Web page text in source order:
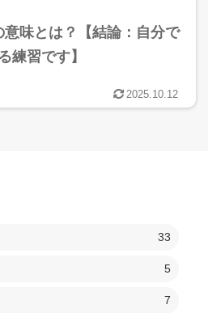
意味とは？【結論：自分で
練習です】
2025.10.12
33
5
7